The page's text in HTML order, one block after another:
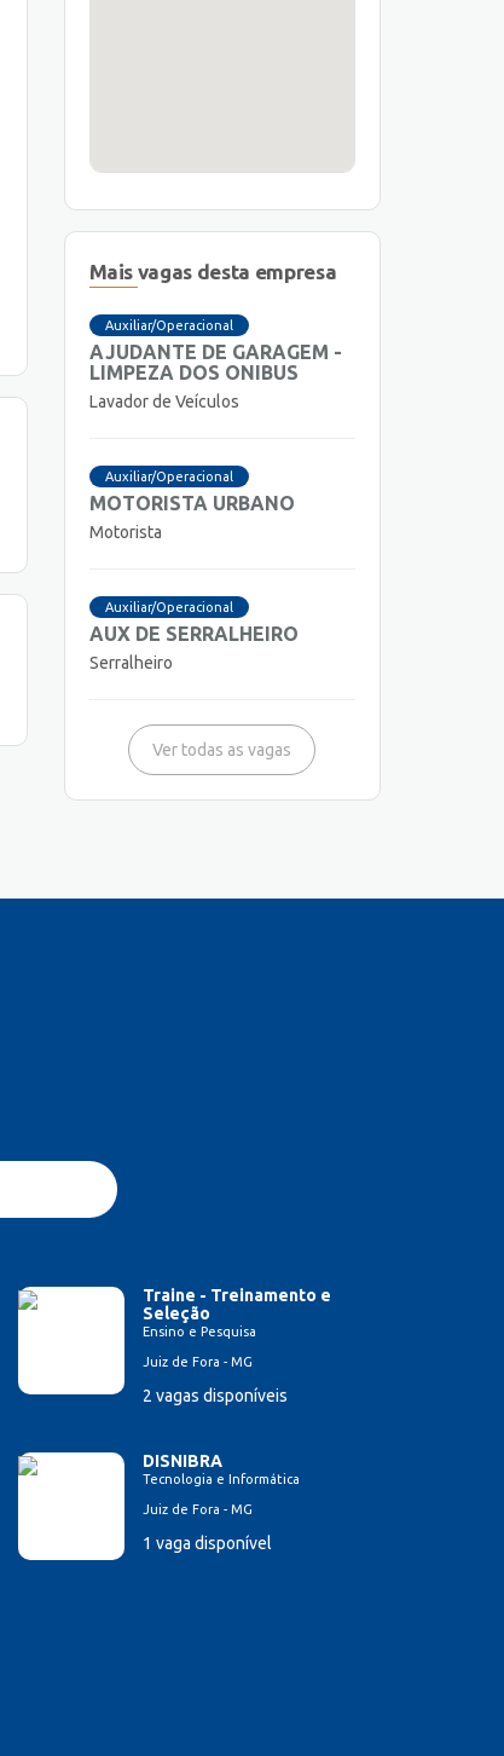
Mais vagas desta empresa
Auxiliar/Operacional
AJUDANTE DE GARAGEM -
LIMPEZA DOS ONIBUS
Lavador de Veículos
Auxiliar/Operacional
MOTORISTA URBANO
Motorista
Auxiliar/Operacional
AUX DE SERRALHEIRO
Serralheiro
Ver todas as vagas
Traine - Treinamento e
Seleção
Ensino e Pesquisa
Juiz de Fora - MG
2 vagas disponíveis
DISNIBRA
Tecnologia e Informática
Juiz de Fora - MG
1 vaga disponível